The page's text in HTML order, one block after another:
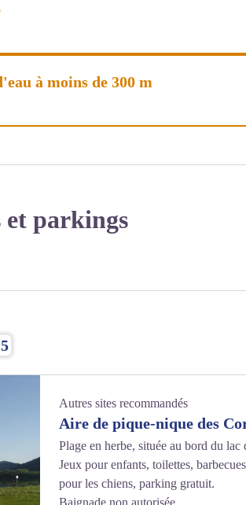
à moins de 300 m
et parkings
Autres sites recommandés
Aire de pique-nique des
Plage en herbe, située au bord du lac
Jeux pour enfants, toilettes,
pour les chiens, parking gratuit.
Baignade non autorisée.